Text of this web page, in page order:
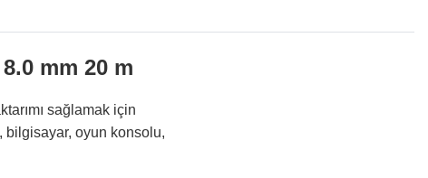
mm 20 m
sağlamak için
bilgisayar, oyun konsolu,